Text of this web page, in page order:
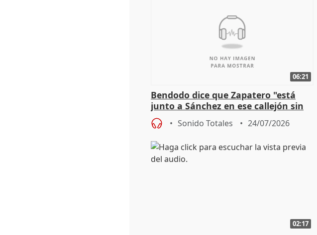
06:21
Bendodo dice que Zapatero "está
junto a Sánchez en ese callejón sin
salida
Sonido Totales 24/07/2026
02:17